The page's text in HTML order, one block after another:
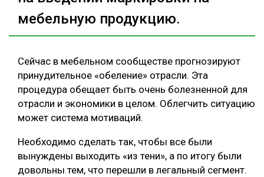
мебельную продукцию.
Сейчас в мебельном сообществе прогнозируют
принудительное «обеление» отрасли. Эта
процедура обещает быть очень болезненной для
отрасли и экономики в целом. Облегчить ситуацию
может система мотиваций.
Необходимо сделать так, чтобы все были
вынуждены выходить «из тени», а по итогу были
довольны тем, что перешли в легальный сегмент.